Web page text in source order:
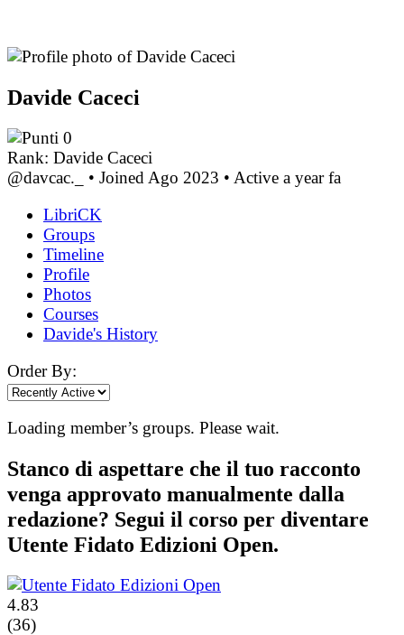
Davide Caceci
0
Rank: Davide Caceci
@davcac._
• Joined Ago 2023 • Active a year fa
LibriCK
Groups
Timeline
Profile
Photos
Courses
Davide's History
Order By:
Loading member’s groups. Please wait.
Stanco di aspettare che il tuo racconto
venga approvato manualmente dalla
redazione? Segui il corso per diventare
Utente Fidato Edizioni Open.
4.83
(36)